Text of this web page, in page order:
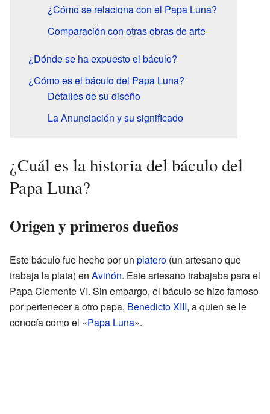
¿Cómo se relaciona con el Papa Luna?
Comparación con otras obras de arte
¿Dónde se ha expuesto el báculo?
¿Cómo es el báculo del Papa Luna?
Detalles de su diseño
La Anunciación y su significado
¿Cuál es la historia del báculo del
Papa Luna?
Origen y primeros dueños
Este báculo fue hecho por un platero (un artesano que
trabaja la plata) en Aviñón. Este artesano trabajaba para el
Papa Clemente VI. Sin embargo, el báculo se hizo famoso
por pertenecer a otro papa, Benedicto XIII, a quien se le
conocía como el «Papa Luna».